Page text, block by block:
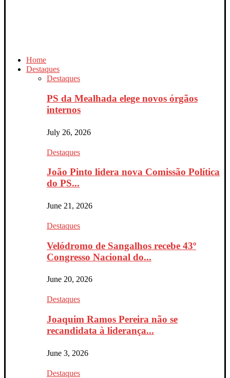
Home
Destaques
Destaques
PS da Mealhada elege novos órgãos
internos
July 26, 2026
Destaques
João Pinto lidera nova Comissão Política
do PS...
June 21, 2026
Destaques
Velódromo de Sangalhos recebe 43º
Congresso Nacional do...
June 20, 2026
Destaques
Joaquim Ramos Pereira não se
recandidata à liderança...
June 3, 2026
Destaques